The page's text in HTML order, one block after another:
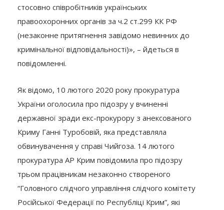
стосовно співробітників українських
правоохоронних органів за ч.2 ст.299 КК РФ
(незаконне притягнення завідомо невинних до
кримінальної відповідальності)», – йдеться в
повідомленні.
Як відомо, 10 лютого 2020 року прокуратура
України оголосила про підозру у вчиненні
державної зради екс-прокурору з анексованого
Криму Ганні Туробовій, яка представляла
обвинувачення у справі Чийгоза. 14 лютого
прокуратура АР Крим повідомила про підозру
трьом працівникам незаконно створеного
“Головного слідчого управління слідчого комітету
Російської Федерації по Республіці Крим”, які